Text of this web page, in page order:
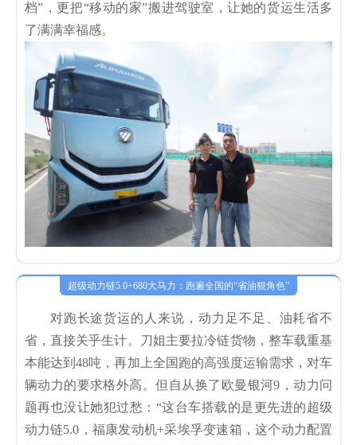
档”，更把“移动的家”搬进驾驶室，让她的货运生活多
了满满幸福感。
超级动力链5.0+680大马力：跑遍全国的“省油狠角色”
对跑长途货运的人来说，动力足不足、油耗省不
省，直接关乎生计。刀姐主要拉冷链货物，整车载重基
本能达到48吨，再加上全国跑的高强度运输需求，对车
辆动力的要求格外高。但自从换了欧曼银河9，动力问
题再也没让她犯过愁：“这台车搭载的是更先进的超级
动力链5.0，福康发动机+采埃孚变速箱，这个动力配置